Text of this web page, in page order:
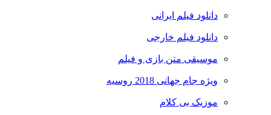
دانلود فیلم ایرانی
دانلود فیلم خارجی
موسیقی متن بازی و فیلم
ویژه جام جهانی 2018 روسیه
موزیک بی کلام